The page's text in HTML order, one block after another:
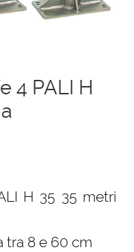
menu
in acciaio e alluminio
4 PALI H
H 35 35 metri
tra 8 e 60 cm